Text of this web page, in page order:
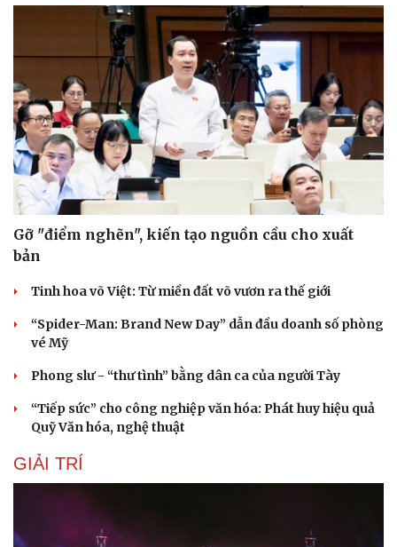
Văn hóa
Sân khấu - Điện ảnh
Văn học
Âm nhạc
Di sản
Giải trí
Nghệ sĩ
Thời trang
Sao Việt
Gỡ "điểm nghẽn", kiến tạo nguồn cầu cho xuất
bản
Tinh hoa võ Việt: Từ miền đất võ vươn ra thế giới
“Spider-Man: Brand New Day” dẫn đầu doanh số phòng
vé Mỹ
Phong slư - “thư tình” bằng dân ca của người Tày
“Tiếp sức” cho công nghiệp văn hóa: Phát huy hiệu quả
Quỹ Văn hóa, nghệ thuật
GIẢI TRÍ